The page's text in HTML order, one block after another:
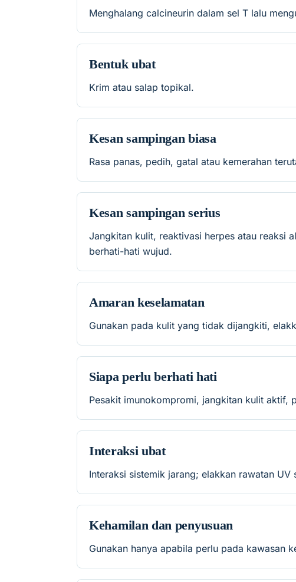
Menghalang calcineurin dalam sel T lalu
Bentuk ubat
Krim atau salap topikal.
Kesan sampingan biasa
Rasa panas, pedih, gatal atau kemerahan
Kesan sampingan serius
Jangkitan kulit, reaktivasi herpes atau reaksi
berhati-hati wujud.
Amaran keselamatan
Gunakan pada kulit yang tidak dijangkiti,
Siapa perlu berhati hati
Pesakit imunokompromi, jangkitan kulit aktif,
Interaksi ubat
Interaksi sistemik jarang; elakkan rawatan
Kehamilan dan penyusuan
Gunakan hanya apabila perlu pada kawasan